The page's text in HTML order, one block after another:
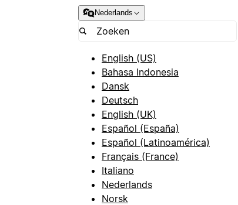
Nederlands
English (US)
Bahasa Indonesia
Dansk
Deutsch
English (UK)
Español (España)
Español (Latinoamérica)
Français (France)
Italiano
Nederlands
Norsk